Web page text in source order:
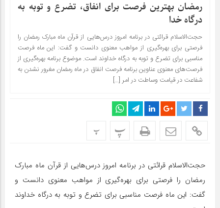
رمضان بهترین فرصت برای انفاق، تضرع و توبه به
درگاه خدا
حجت‌الاسلام قرائتی در برنامه امروز درس‌هایی از قرآن ماه مبارک رمضان را
فرصتی برای بهره‌گیری از مواهب معنوی دانست و گفت: این ماه فرصت
مناسبی برای تضرع و توبه به درگاه خداوند است. موضوع برنامه بهره‌گیری از
فرصت‌های معنوی عناوین برنامه فرصت انفاق در ماه رمضان مغرور نشدن به
شفاعت در قیامت وساطت در امر […]
پ پ
حجت‌الاسلام قرائتی در برنامه امروز درس‌هایی از قرآن ماه مبارک
رمضان را فرصتی برای بهره‌گیری از مواهب معنوی دانست و
گفت: این ماه فرصت مناسبی برای تضرع و توبه به درگاه خداوند